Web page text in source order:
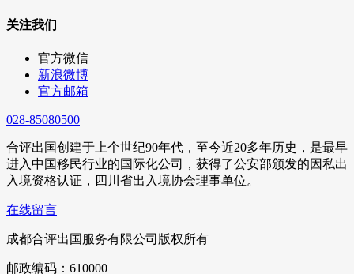
关注我们
官方微信
新浪微博
官方邮箱
028-85080500
合评出国创建于上个世纪90年代，至今近20多年历史，是最早
进入中国移民行业的国际化公司，获得了公安部颁发的因私出
入境资格认证，四川省出入境协会理事单位。
在线留言
成都合评出国服务有限公司版权所有
邮政编码：610000